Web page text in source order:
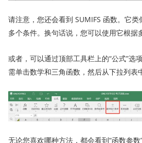
请注意，您还会看到 SUMIFS 函数。它
多个条件。换句话说，您可以使用它根据
或者，可以通过顶部工具栏上的“公式”选
需单击数学和三角函数，然后从下拉列表
无论您喜欢哪种方法，都会看到“函数参